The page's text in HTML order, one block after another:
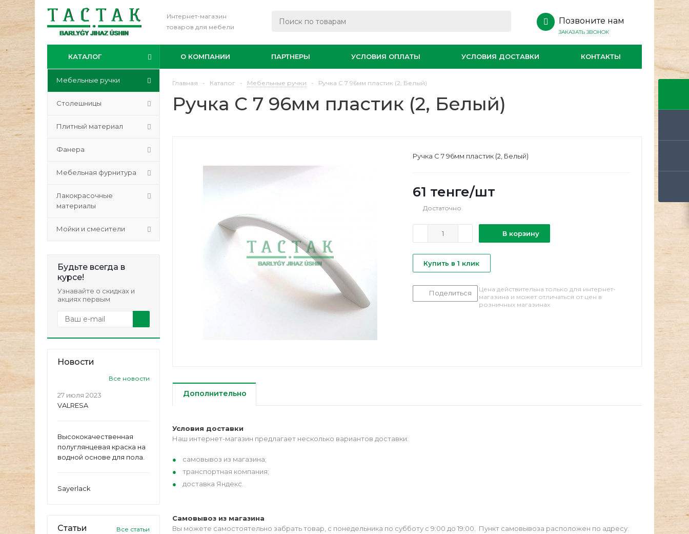
Интернет-магазин
товаров для мебели
Позвоните нам
ЗАКАЗАТЬ ЗВОНОК
КАТАЛОГ О КОМПАНИИ ПАРТНЕРЫ УСЛОВИЯ ОПЛАТЫ УСЛОВИЯ ДОСТАВКИ КОНТАКТЫ
Мебельные ручки
Столешницы
Плитный материал
Фанера
Мебельная фурнитура
Лакокрасочные
материалы
Мойки и смесители
Будьте всегда в
курсе!
Узнавайте о скидках и
акциях первым
Новости
Все новости
27 июля 2023
VALRESA
Высококачественная
полуглянцевая краска на
водной основе для пола.
Sayerlack
Статьи Все статьи
Главная - Каталог - Мебельные ручки - Ручка С 7 96мм пластик (2, Белый)
Ручка С 7 96мм пластик (2, Белый)
Ручка С 7 96мм пластик (2, Белый)
61 тенге/шт
Достаточно
В корзину
Купить в 1 клик
Поделиться
Цена действительна только для интернет-
магазина и может отличаться от цен в
розничных магазинах
Дополнительно
Условия доставки
Наш интернет-магазин предлагает несколько вариантов доставки:
самовывоз из магазина;
транспортная компания;
доставка Яндекс.
Самовывоз из магазина
Вы можете самостоятельно забрать товар, с понедельника по субботу с 9:00 до 19:00. Пункт самовывоза расположен по адресу: